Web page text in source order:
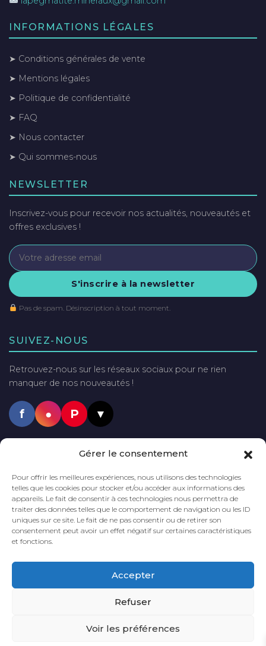
Gérer le consentement
Pour offrir les meilleures expériences, nous utilisons des technologies
telles que les cookies pour stocker et/ou accéder aux informations des
appareils. Le fait de consentir à ces technologies nous permettra de
traiter des données telles que le comportement de navigation ou les ID
uniques sur ce site. Le fait de ne pas consentir ou de retirer son
consentement peut avoir un effet négatif sur certaines caractéristiques
et fonctions.
Accepter
Refuser
Voir les préférences
INFORMATIONS LÉGALES
➤ Conditions générales de vente
➤ Mentions légales
➤ Politique de confidentialité
➤ FAQ
➤ Nous contacter
➤ Qui sommes-nous
NEWSLETTER
Inscrivez-vous pour recevoir nos actualités, nouveautés et
offres exclusives !
S'inscrire à la newsletter
Pas de spam. Désinscription à tout moment.
SUIVEZ-NOUS
Retrouvez-nous sur les réseaux sociaux pour ne rien
manquer de nos nouveautés !
f ● P ▼
LIVRAISON GRATUITE
DÈS 60€
D'ACHAT*
*En France métropolitaine